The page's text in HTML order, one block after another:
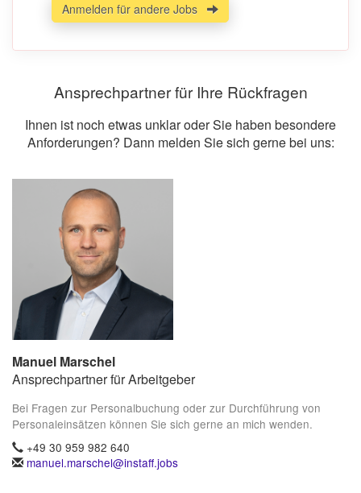
Anmelden für andere Jobs
Ansprechpartner für Ihre Rückfragen
Ihnen ist noch etwas unklar oder Sie haben besondere
Anforderungen? Dann melden Sie sich gerne bei uns:
Manuel Marschel
Ansprechpartner für Arbeitgeber
Bei Fragen zur Personalbuchung oder zur Durchführung von
Personaleinsätzen können Sie sich gerne an mich wenden.
+49 30 959 982 640
manuel.marschel@instaff.jobs